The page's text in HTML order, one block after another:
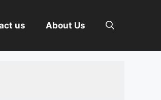
us About Us